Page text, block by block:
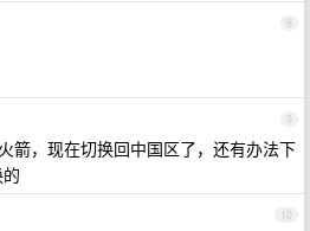
8
9
箭，现在切换回中国区了，还有办法下
10